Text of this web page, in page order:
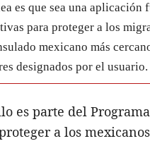
es que sea una aplicación
para proteger a los
mexicano más
designados por el usuario.
es parte del
a los